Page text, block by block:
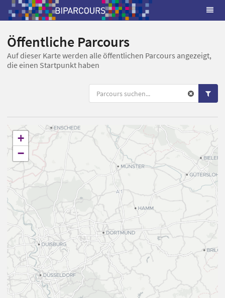
Öffentliche Parcours
Auf dieser Karte werden alle öffentlichen Parcours angezeigt,
die einen Startpunkt haben
+
−